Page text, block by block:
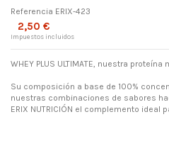
Referencia ERIX-423
2,50 €
Impuestos incluidos
WHEY PLUS ULTIMATE, nuestra
Su composición a base de 100%
nuestras combinaciones de sabores
ERIX NUTRICIÓN el complemento ideal